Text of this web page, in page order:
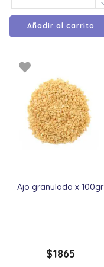
Añadir al carrito
Ajo granulado x 100gr
$1865